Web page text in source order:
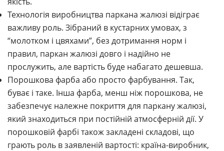
Технологія виробництва паркана жалюзі відіграє
важливу роль. Зібраний в кустарних умовах, з
“молотком і цвяхами”, без дотримання норм і
правил, паркан жалюзі довго і надійно не
прослужить, але вартість буде набагато дешевша.
Порошкова фарба або просто фарбування. Так,
буває і таке. Інша фарба, менш ніж порошкова, не
забезпечує належне покриття для паркану жалюзі,
який знаходиться при постійній атмосферній дії. У
порошковій фарбі також закладені складові, що
грають роль в заявленій вартості: країна-виробник,